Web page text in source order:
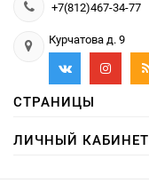
+7(812)467-34-77
Курчатова д. 9
СТРАНИЦЫ
ЛИЧНЫЙ КАБИНЕТ